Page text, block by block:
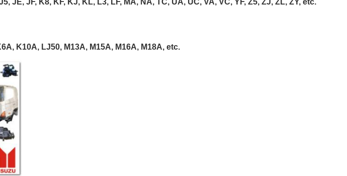
JE, JF, K8, KF, KJ, KL, L3, LF, MA, NA, TC, UA, UC, VA, VC, YF, Z5, ZJ, ZL, ZY, etc.
K10A, LJ50, M13A, M15A, M16A, M18A, etc.